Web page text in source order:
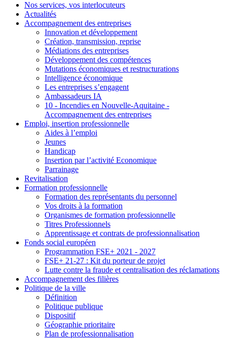
Nos services, vos interlocuteurs
Actualités
Accompagnement des entreprises
Innovation et développement
Création, transmission, reprise
Médiations des entreprises
Développement des compétences
Mutations économiques et restructurations
Intelligence économique
Les entreprises s’engagent
Ambassadeurs IA
10 - Incendies en Nouvelle-Aquitaine -
Accompagnement des entreprises
Emploi, insertion professionnelle
Aides à l’emploi
Jeunes
Handicap
Insertion par l’activité Economique
Parrainage
Revitalisation
Formation professionnelle
Formation des représentants du personnel
Vos droits à la formation
Organismes de formation professionnelle
Titres Professionnels
Apprentissage et contrats de professionnalisation
Fonds social européen
Programmation FSE+ 2021 - 2027
FSE+ 21-27 : Kit du porteur de projet
Lutte contre la fraude et centralisation des réclamations
Accompagnement des filières
Politique de la ville
Définition
Politique publique
Dispositif
Géographie prioritaire
Plan de professionnalisation